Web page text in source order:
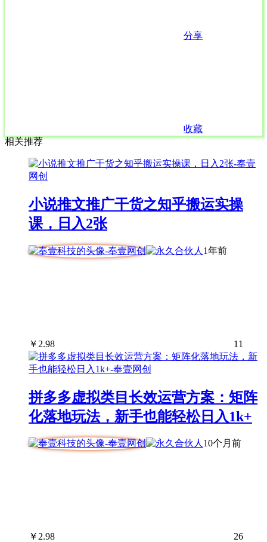
分享
收藏
相关推荐
小说推文推广干货之知乎搬运实操
课，日入2张
1年前
￥ 2.98 11
拼多多虚拟类目长效运营方案：矩阵
化落地玩法，新手也能轻松日入1k+
10个月前
￥2.98 26